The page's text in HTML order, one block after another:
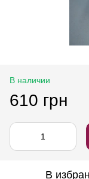
В наличии
610 грн
В